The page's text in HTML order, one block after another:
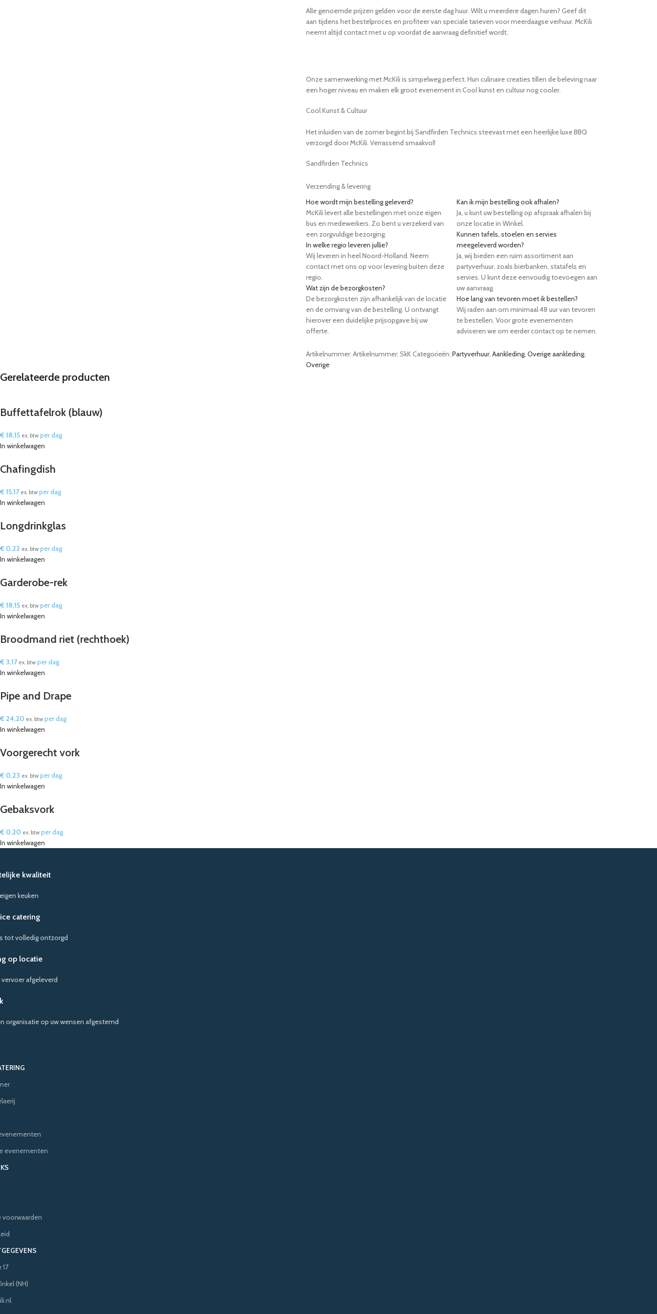
Alle genoemde prijzen gelden voor de eerste dag huur. Wilt u meerdere dagen huren? Geef dit
aan tijdens het bestelproces en profiteer van speciale tarieven voor meerdaagse verhuur. McKili
neemt altijd contact met u op voordat de aanvraag definitief wordt.
Onze samenwerking met McKili is simpelweg perfect. Hun culinaire creaties tillen de beleving naar
een hoger niveau en maken elk groot evenement in Cool kunst en cultuur nog cooler.
Cool Kunst & Cultuur
Het inluiden van de zomer begint bij Sandfirden Technics steevast met een heerlijke luxe BBQ
verzorgd door McKili. Verrassend smaakvol!
Sandfirden Technics
Verzending & levering
Hoe wordt mijn bestelling geleverd?
McKili levert alle bestellingen met onze eigen
bus en medewerkers. Zo bent u verzekerd van
een zorgvuldige bezorging.
In welke regio leveren jullie?
Wij leveren in heel Noord-Holland. Neem
contact met ons op voor levering buiten deze
regio.
Wat zijn de bezorgkosten?
De bezorgkosten zijn afhankelijk van de locatie
en de omvang van de bestelling. U ontvangt
hierover een duidelijke prijsopgave bij uw
offerte.
Kan ik mijn bestelling ook afhalen?
Ja, u kunt uw bestelling op afspraak afhalen bij
onze locatie in Winkel.
Kunnen tafels, stoelen en servies
meegeleverd worden?
Ja, wij bieden een ruim assortiment aan
partyverhuur, zoals bierbanken, statafels en
servies. U kunt deze eenvoudig toevoegen aan
uw aanvraag.
Hoe lang van tevoren moet ik bestellen?
Wij raden aan om minimaal 48 uur van tevoren
te bestellen. Voor grote evenementen
adviseren we om eerder contact op te nemen.
Artikelnummer: Artikelnummer: SkK Categorieën: Partyverhuur, Aankleding, Overige aankleding,
Overige
Gerelateerde producten
Buffettafelrok (blauw)
€18,15 ex. btw per dag
In winkelwagen
Chafingdish
€15,17 ex. btw per dag
In winkelwagen
Longdrinkglas
€ 0,22 ex. btw per dag
In winkelwagen
Garderobe-rek
€18,15 ex. btw per dag
In winkelwagen
Broodmand riet (rechthoek)
€ 3,17 ex. btw per dag
In winkelwagen
Pipe and Drape
€ 24,20 ex. btw per dag
In winkelwagen
Voorgerecht vork
€ 0,23 ex. btw per dag
In winkelwagen
Gebaksvork
€ 0,20 ex. btw per dag
In winkelwagen
kwaliteit
keuken
catering
tot volledig ontzorgd
op locatie
afgeleverd
organisatie op uw wensen afgestemd
evenementen
voorwaarden
(NH)